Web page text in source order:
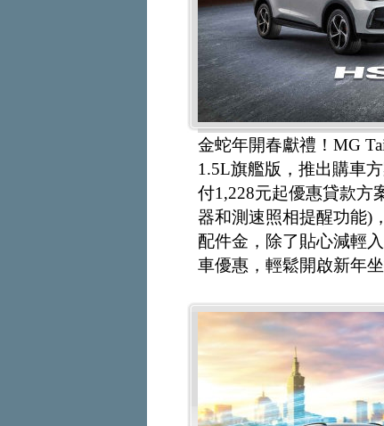
金蛇年開春獻禮！MG
1.5L旗艦版，推出購車
付1,228元起優惠貸款方
器和測速照相提醒功能)
配件金，除了貼心減輕
車優惠，輕鬆開啟新年